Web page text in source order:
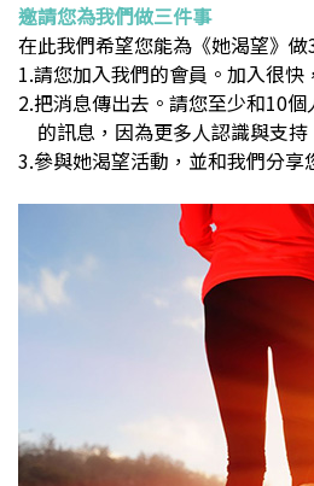
邀請您為我們做三件事
在此我們希望您能為《她渴望》做
1.請您加入我們的會員。加入很
2.把消息傳出去。請您至少和10
的訊息，因為更多人認識與支持
3.參與她渴望活動，並和我們分享